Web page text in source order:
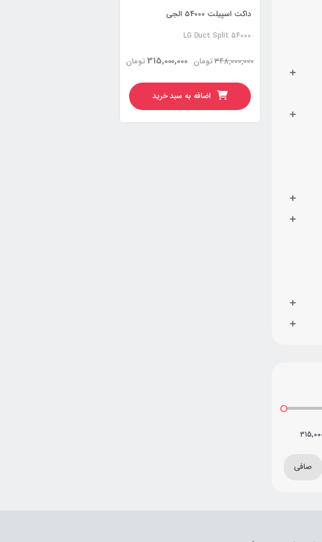
صافی
داکت اسپیلت 54000 الجی
LG Duct Split 54000
تومان348,000,000 تومان 315,000,000
اضافه به سبد خرید